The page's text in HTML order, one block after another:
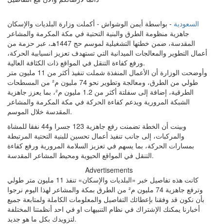
السعودية - بواسطة أيمن الوشواش - أكملت وزارة البلديات والإسكان
جاهزية منظومة الطرق والبنية التحتية في مكة المكرمة والمشاعر
المقدسة، ضمن خطتها التشغيلية لموسم حج 1447هـ، عبر حزمة من
أعمال التطوير والمعالجات الميدانية التي تستهدف تعزيز انسيابية الحركة،
ورفع كفاءة التنقل في المواقع ذات الكثافة العالية.
وأوضحت الوزارة أن الأعمال المنفذة شملت تنفيذ أكثر من 11 مليون متر
طولي من الطرق، ومعالجة وتطوير نحو 74 مليون م² من المسطحات
الطرقية، إضافة إلى سفلتة أكثر من 1.2 مليون م²، بما يعزز جاهزية
الشبكة المرورية ويدعم كفاءة الحركة في مكة المكرمة والمشاعر
المقدسة خلال الموسم.
وبينت أن الخطة تضمنت رفع جاهزية 123 جسرا و44 نفقا للمشاة
والمركبات، إلى جانب تنفيذ أعمال تحسين للبنية التحتية المرتبطة
بمسارات الحركة، بما يسهم في تعزيز السلامة المرورية ورفع كفاءة
التنقل في المواقع الحيوية ومحيط المشاعر المقدسة.
Advertisements
كانت هذه تفاصيل خبر «البلديات والإسكان» تنفذ 11 مليون متر طولي
وترفع جاهزية 74 مليون م² من الطرق بمكة والمشاعر لهذا اليوم نرجوا
بأن نكون قد وفقنا بإعطائك التفاصيل والمعلومات الكاملة ولمتابعة جميع
أخبارنا يمكنك الإشتراك في نظام التنبيهات او في احد أنظمتنا المختلفة
لتزويدك بكل ما هو جديد.